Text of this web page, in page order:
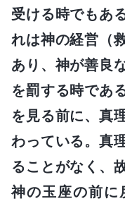
受ける時でもあ
れは神の経営（
あり、神が善良
を罰する時であ
を見る前に、真
わっている。真
ることがなく、
神の玉座の前に